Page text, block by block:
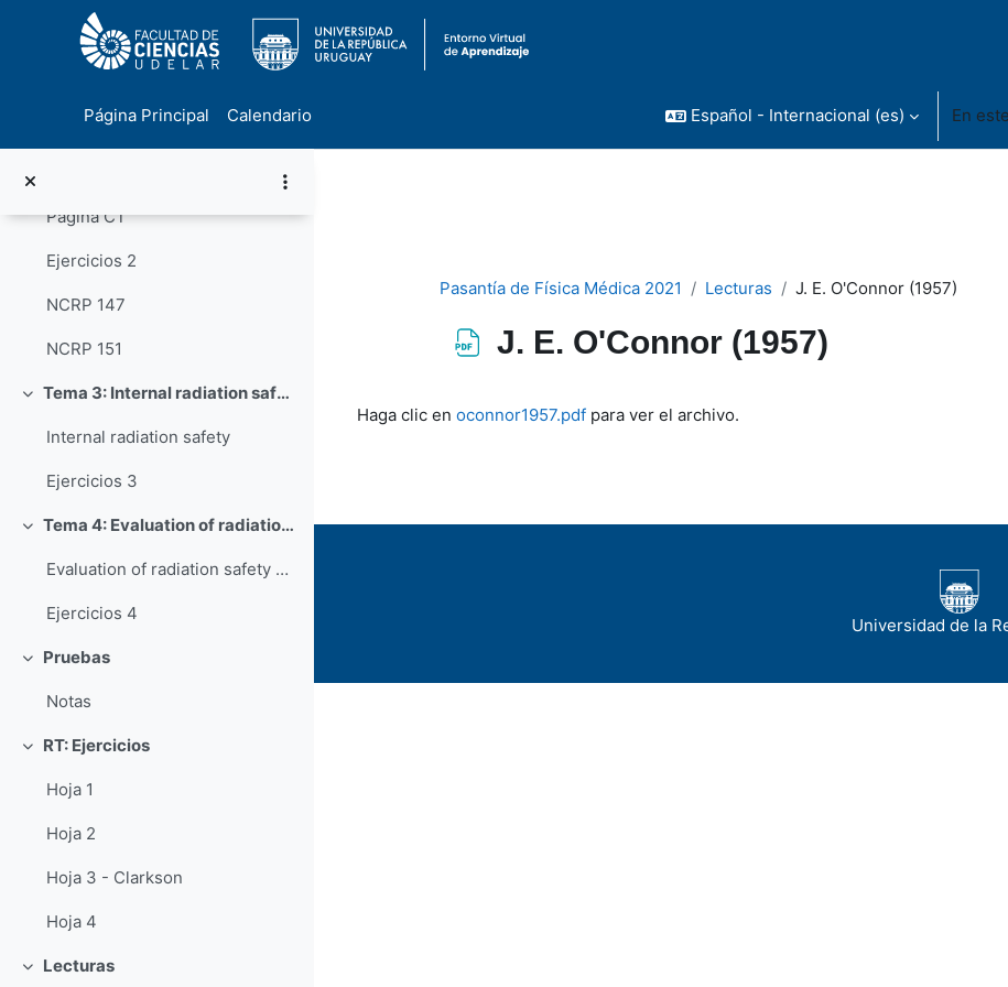
Página Principal Calendario Español - Internacional ‎(es)‎ En
ICRP 103
RP Tema 2: External radiation safety
Página CT
Ejercicios 2
NCRP 147
NCRP 151
Colapsar Tema 3: Internal radiation safety
Internal radiation safety
Ejercicios 3
Colapsar Tema 4: Evaluation of radiation safety measures
Evaluation of radiation safety measures
Ejercicios 4
Colapsar
Pruebas
Notas
Colapsar
RT: Ejercicios
Hoja 1
Hoja 2
Hoja 3 - Clarkson
Hoja 4
Colapsar
Lecturas
Pasantía de Física Médica 2021 Lecturas J. E. O'Connor (1957)
J. E. O'Connor (1957)
Haga clic en oconnor1957.pdf para ver el archivo.
Universidad de la